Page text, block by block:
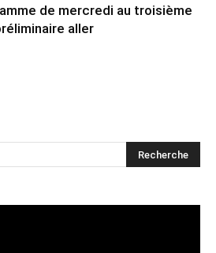
de mercredi au troisième
aller